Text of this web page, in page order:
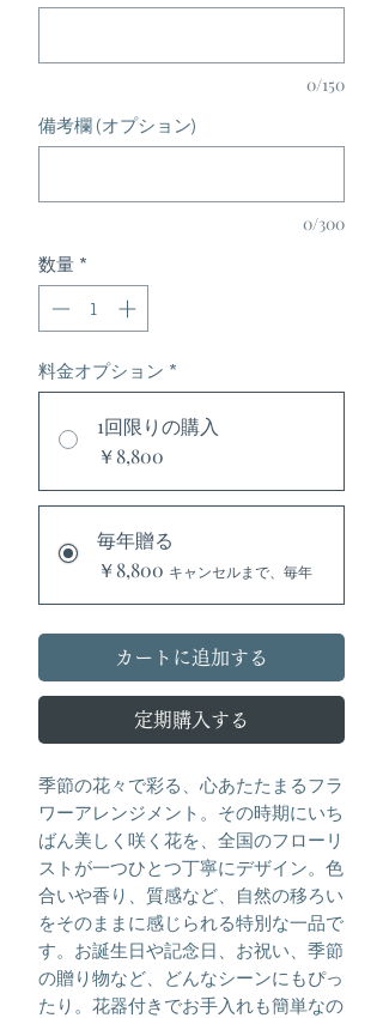
0/150
備考欄 (オプション)
0/300
数量 *
料金オプション *
1回限りの購入
￥8,800
毎年贈る
￥8,800 キャンセルまで、毎年
カートに追加する
定期購入する
季節の花々で彩る、心あたたまるフラ
ワーアレンジメント。その時期にいち
ばん美しく咲く花を、全国のフローリ
ストが一つひとつ丁寧にデザイン。色
合いや香り、質感など、自然の移ろい
をそのままに感じられる特別な一品で
す。お誕生日や記念日、お祝い、季節
の贈り物など、どんなシーンにもぴっ
たり。花器付きでお手入れも簡単なの